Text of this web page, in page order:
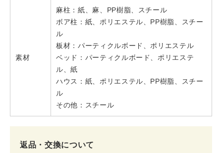
素材
麻柱：紙、麻、PP樹脂、スチール
ボア柱：紙、ポリエステル、PP樹脂、スチー
ル
板材：パーティクルボード、ポリエステル
ベッド：パーティクルボード、ポリエステ
ル、紙
ハウス：紙、ポリエステル、PP樹脂、スチー
ル
その他：スチール
返品・交換について